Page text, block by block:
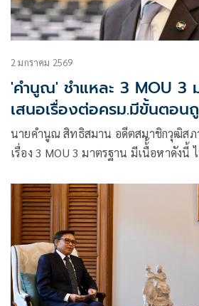
2 มกราคม 2569
'คำนูณ' ชำแหละ 3 MOU 3
เสนอเรื่องต่อครม.มีขั้นตอน
นายคำนูณ สิทธิสมาน อดีตสมาชิกวุฒิสภ
เรื่อง 3 MOU 3 มาตรฐาน มีเนื้้อหาดังนี้
จากเอกสารสำคัญต่าง ๆ ทำให้เมื่อค่อย
อดจนตกผลึกเป็นแง่มุมใหม่ ๆ มาจับเข่า